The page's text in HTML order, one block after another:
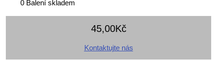
0 Balení skladem
45,00Kč
Kontaktujte nás